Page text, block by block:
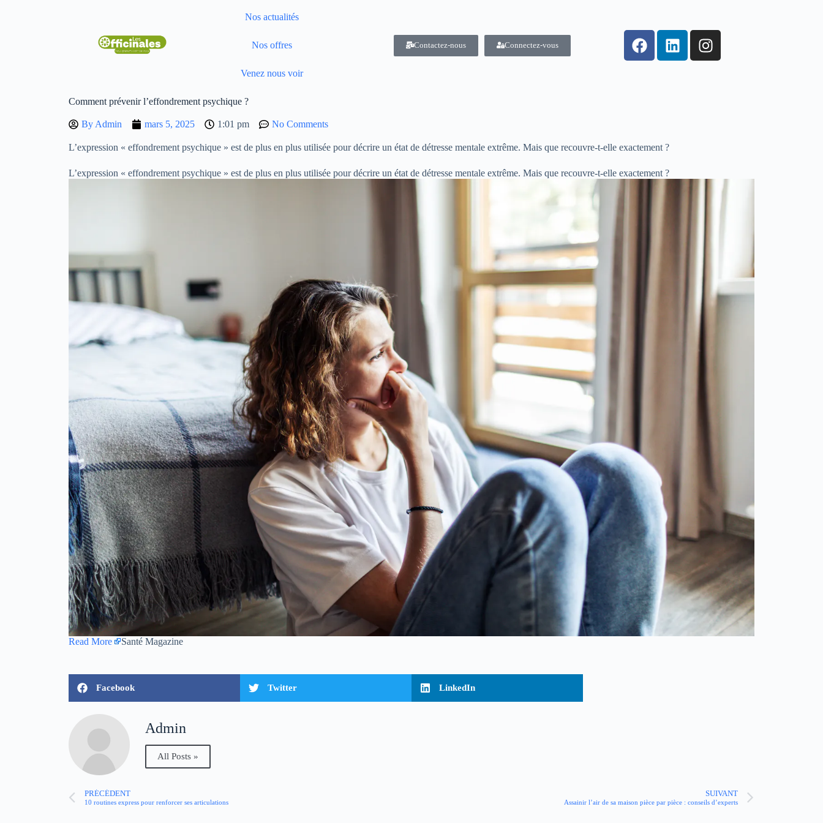
Nos actualités
Nos offres
Venez nous voir
Contactez-nous Connectez-vous
Comment prévenir l’effondrement psychique ?
By Admin mars 5, 2025 1:01 pm No Comments
L’expression « effondrement psychique » est de plus en plus utilisée pour décrire un état de détresse mentale extrême. Mais que recouvre-t-elle exactement ?
L’expression « effondrement psychique » est de plus en plus utilisée pour décrire un état de détresse mentale extrême. Mais que recouvre-t-elle exactement ?
Read More Santé Magazine
Facebook Twitter LinkedIn
Admin
All Posts »
PRÉCÉDENT
10 routines express pour renforcer ses articulations
SUIVANT
Assainir l’air de sa maison pièce par pièce : conseils d’experts